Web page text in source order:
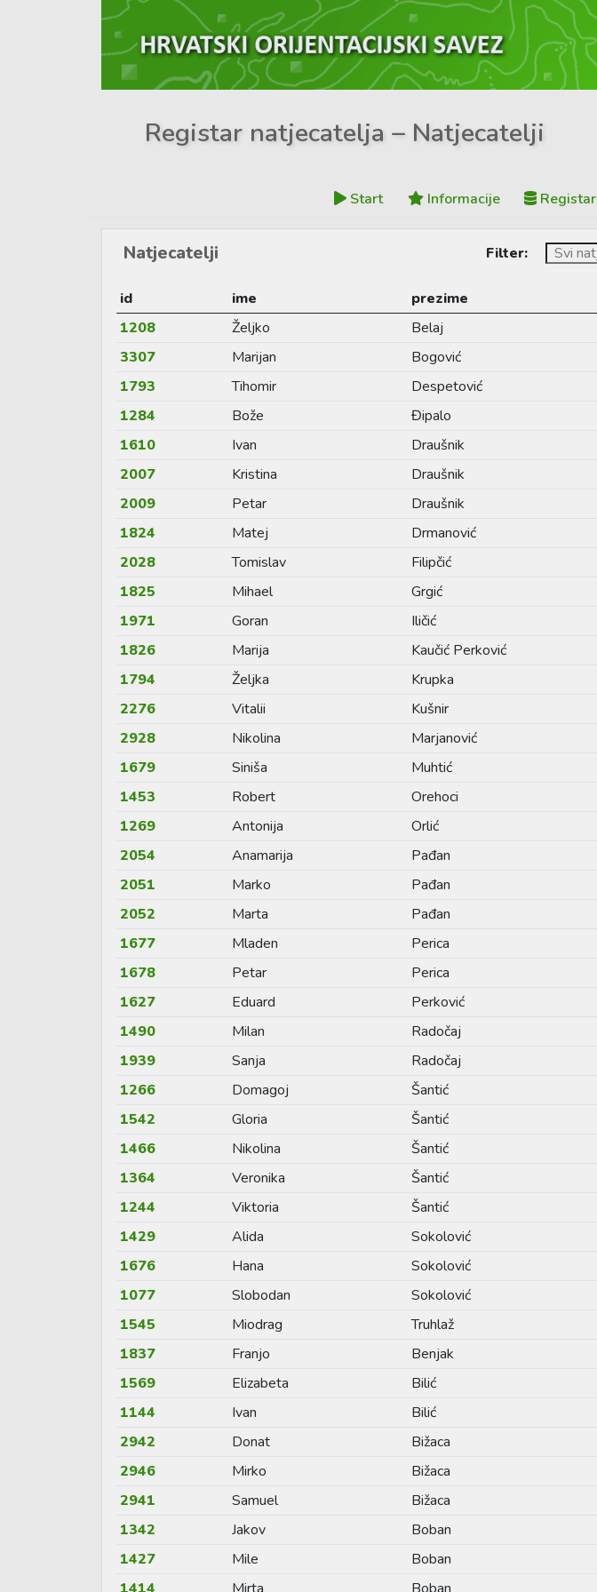
Registar natjecatelja – Natjecatelji
Start Informacije Registar
Natjecatelji Filter:
id ime prezime
1208
Željko Belaj
3307
Marijan Bogović
1793
Tihomir Despetović
1284
Bože Đipalo
1610
Ivan Draušnik
2007
Kristina Draušnik
2009
Petar Draušnik
1824
Matej Drmanović
2028
Tomislav Filipčić
1825
Mihael Grgić
1971
Goran Iličić
1826
Marija Kaučić Perković
1794
Željka Krupka
2276
Vitalii Kušnir
2928
Nikolina Marjanović
1679
Siniša Muhtić
1453
Robert Orehoci
1269
Antonija Orlić
2054
Anamarija Pađan
2051
Marko Pađan
2052
Marta Pađan
1677
Mladen Perica
1678
Petar Perica
1627
Eduard Perković
1490
Milan Radočaj
1939
Sanja Radočaj
1266
Domagoj Šantić
1542
Gloria Šantić
1466
Nikolina Šantić
1364
Veronika Šantić
1244
Viktoria Šantić
1429
Alida Sokolović
1676
Hana Sokolović
1077
Slobodan Sokolović
1545
Miodrag Truhlaž
1837
Franjo Benjak
1569
Elizabeta Bilić
1144
Ivan Bilić
2942
Donat Bižaca
2946
Mirko Bižaca
2941
Samuel Bižaca
1342
Jakov Boban
1427
Mile Boban
1414
Mirta Boban